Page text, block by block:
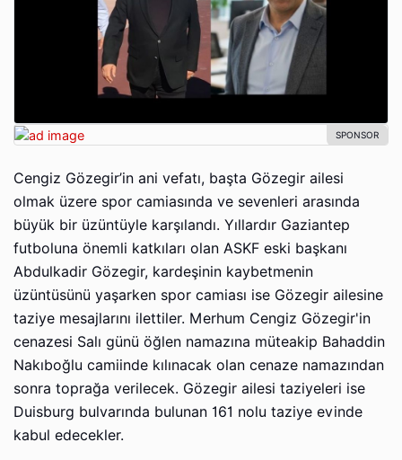
Cengiz Gözegir’in ani vefatı, başta Gözegir ailesi
olmak üzere spor camiasında ve sevenleri arasında
büyük bir üzüntüyle karşılandı. Yıllardır Gaziantep
futboluna önemli katkıları olan ASKF eski başkanı
Abdulkadir Gözegir, kardeşinin kaybetmenin
üzüntüsünü yaşarken spor camiası ise Gözegir ailesine
taziye mesajlarını ilettiler. Merhum Cengiz Gözegir'in
cenazesi Salı günü öğlen namazına müteakip Bahaddin
Nakıboğlu camiinde kılınacak olan cenaze namazından
sonra toprağa verilecek. Gözegir ailesi taziyeleri ise
Duisburg bulvarında bulunan 161 nolu taziye evinde
kabul edecekler.